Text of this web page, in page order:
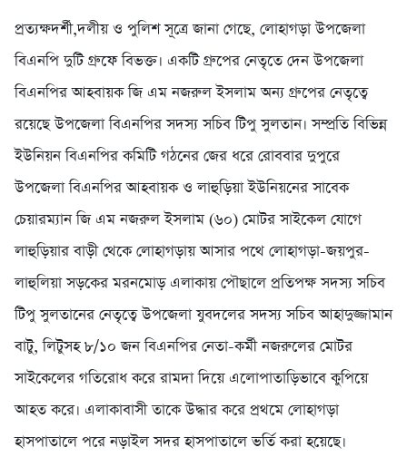
প্রত্যক্ষদর্শী,দলীয় ও পুলিশ সূত্রে জানা গেছে, লোহাগড়া উপজেলা
বিএনপি দুটি গ্রুফে বিভক্ত। একটি গ্রুপের নেতৃতে দেন উপজেলা
বিএনপির আহবায়ক জি এম নজরুল ইসলাম অন্য গ্রুপের নেতৃত্বে
রয়েছে উপজেলা বিএনপির সদস্য সচিব টিপু সুলতান। সম্প্রতি বিভিন্ন
ইউনিয়ন বিএনপির কমিটি গঠনের জের ধরে রোববার দুপুরে
উপজেলা বিএনপির আহবায়ক ও লাহুড়িয়া ইউনিয়নের সাবেক
চেয়ারম্যান জি এম নজরুল ইসলাম (৬০) মোটর সাইকেল যোগে
লাহুড়িয়ার বাড়ী থেকে লোহাগড়ায় আসার পথে লোহাগড়া-জয়পুর-
লাহুলিয়া সড়কের মরনমোড় এলাকায় পৌছালে প্রতিপক্ষ সদস্য সচিব
টিপু সুলতানের নেতৃত্বে উপজেলা যুবদলের সদস্য সচিব আহাদুজ্জামান
বাটু, লিটুসহ ৮/১০ জন বিএনপির নেতা-কর্মী নজরুলের মোটর
সাইকেলের গতিরোধ করে রামদা দিয়ে এলোপাতাড়িভাবে কুপিয়ে
আহত করে। এলাকাবাসী তাকে উদ্ধার করে প্রথমে লোহাগড়া
হাসপাতালে পরে নড়াইল সদর হাসপাতালে ভর্তি করা হয়েছে।